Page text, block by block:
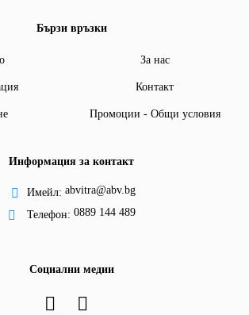
Бързи връзки
За нас
Контакт
Промоции - Общи условия
Информация за контакт
Имейл: abvitra@abv.bg
Телефон: 0889 144 489
Социални медии